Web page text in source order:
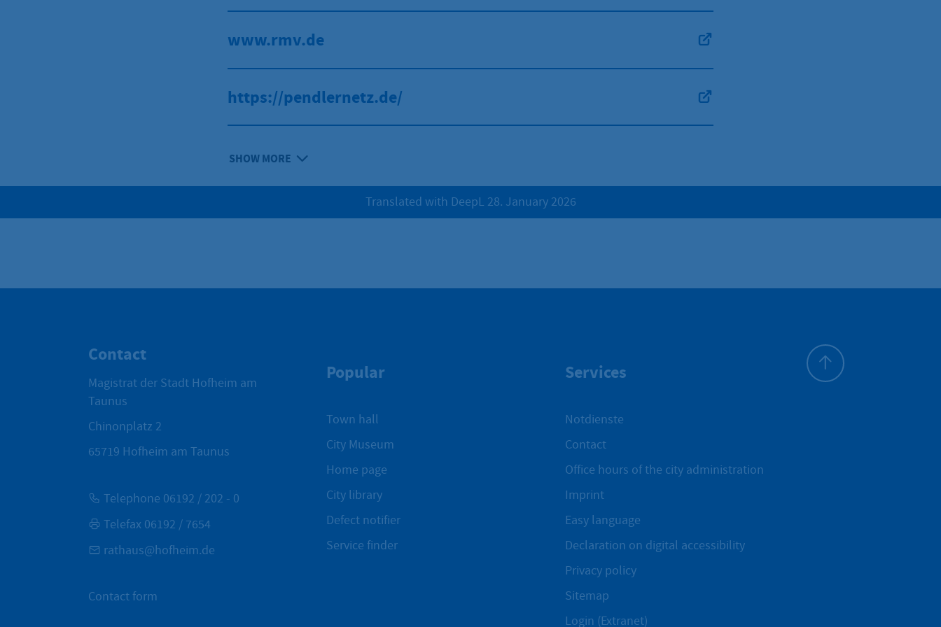
www.rmv.de
https://pendlernetz.de/
SHOW MORE
Translated with DeepL 28. January 2026
Contact
Magistrat der Stadt Hofheim am
Taunus
Chinonplatz 2
65719 Hofheim am Taunus
Telephone 06192 / 202 - 0
Telefax 06192 / 7654
rathaus@hofheim.de
Contact form
Popular
Town hall
City Museum
Home page
City library
Defect notifier
Service finder
Services
Notdienste
Contact
Office hours of the city administration
Imprint
Easy language
Declaration on digital accessibility
Privacy policy
Sitemap
Login (Extranet)